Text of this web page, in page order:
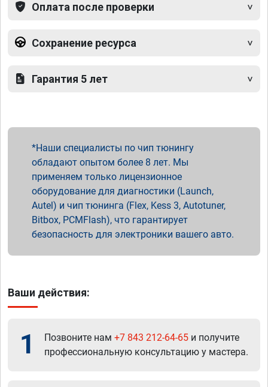
Оплата после проверки
Сохранение ресурса
Гарантия 5 лет
Наши специалисты по чип тюнингу
обладают опытом более 8 лет. Мы
применяем только лицензионное
оборудование для диагностики (Launch,
Autel) и чип тюнинга (Flex, Kess 3, Autotuner,
Bitbox, PCMFlash), что гарантирует
безопасность для электроники вашего авто.
Ваши действия:
1 Позвоните нам +7 843 212-64-65 и получите
профессиональную консультацию у мастера.